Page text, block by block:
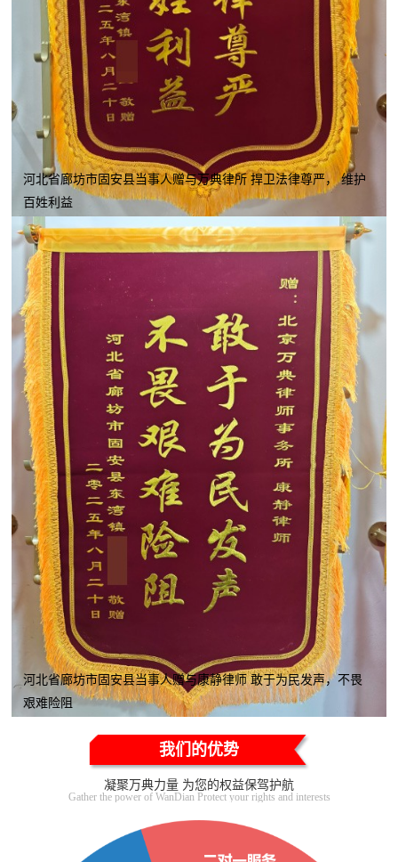
河北省廊坊市固安县当事人赠与万典律所 捍卫法律尊严， 维护
百姓利益
河北省廊坊市固安县当事人赠与康静律师 敢于为民发声，不畏
艰难险阻
我们的优势
凝聚万典力量 为您的权益保驾护航
Gather the power of WanDian Protect your rights and interests